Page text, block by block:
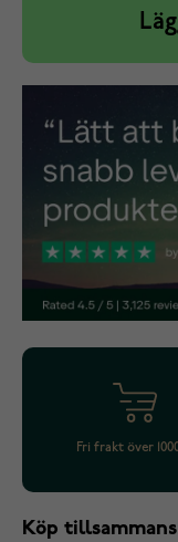
Fri frakt över
Köp